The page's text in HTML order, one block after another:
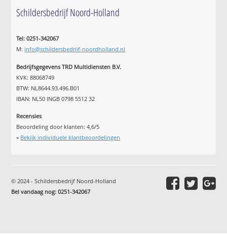
Schildersbedrijf Noord-Holland
Tel: 0251-342067
M: info@schildersbedrijf-noordholland.nl
Bedrijfsgegevens TRD Multidiensten B.V.
KVK: 88068749
BTW: NL8644.93.496.B01
IBAN: NL50 INGB 0798 5512 32
Recensies
Beoordeling door klanten:4,6/5
» Bekijk individuele klantbeoordelingen
© 2024 - Schildersbedrijf Noord-Holland
Bel vandaag nog: 0251-342067